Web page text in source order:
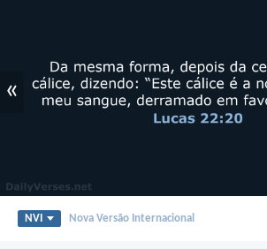
«
NVI Nova Versão Internacional